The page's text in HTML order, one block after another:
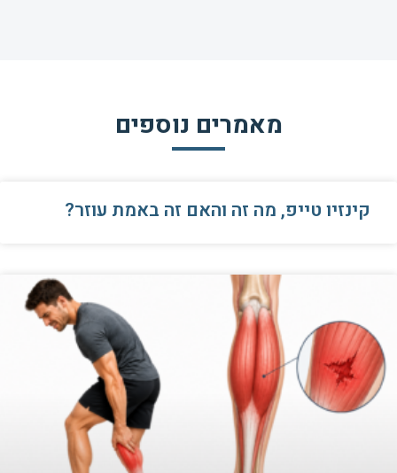
מאמרים נוספים
קינזיו טייפ, מה זה והאם זה באמת עוזר?